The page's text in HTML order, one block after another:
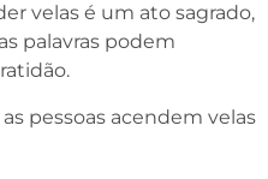
velas é um ato sagrado,
palavras podem
pessoas acendem velas